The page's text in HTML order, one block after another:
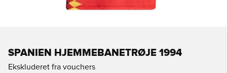
SPANIEN HJEMMEBANETRØJE 1994
Ekskluderet fra vouchers